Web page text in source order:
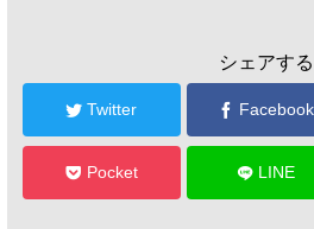
シェアする
Twitter Facebook
Pocket LINE